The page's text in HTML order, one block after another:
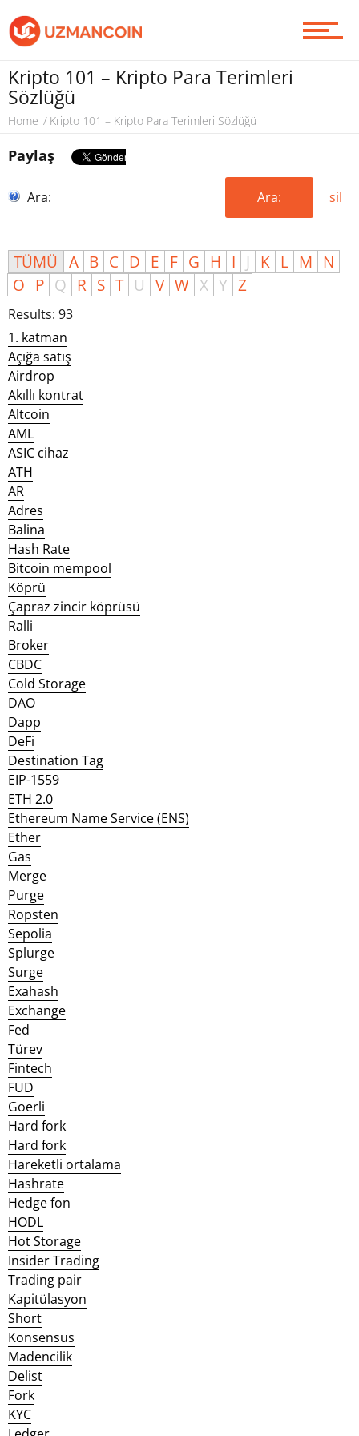
Piyasa
Soru Sor
Contact / İletişim
Kripto 101 – Kripto Para Terimleri
Sözlüğü
Home Kripto 101 – Kripto Para Terimleri Sözlüğü
Paylaş
Ara: Ara: sil
TÜMÜ A B C D E F G H I J K L M N
O P Q R S T U V W X Y Z
Results: 93
1. katman
Açığa satış
Airdrop
Akıllı kontrat
Altcoin
AML
ASIC cihaz
ATH
AR
Adres
Balina
Hash Rate
Bitcoin mempool
Köprü
Çapraz zincir köprüsü
Ralli
Broker
CBDC
Cold Storage
DAO
Dapp
DeFi
Destination Tag
EIP-1559
ETH 2.0
Ethereum Name Service (ENS)
Ether
Gas
Merge
Purge
Ropsten
Sepolia
Splurge
Surge
Exahash
Exchange
Fed
Türev
Fintech
FUD
Goerli
Hard fork
Hard fork
Hareketli ortalama
Hashrate
Hedge fon
HODL
Hot Storage
Insider Trading
Trading pair
Kapitülasyon
Short
Konsensus
Madencilik
Delist
Fork
KYC